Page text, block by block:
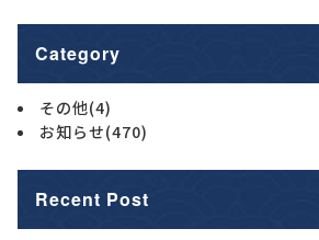
Category
その他(4)
お知らせ(470)
Recent Post